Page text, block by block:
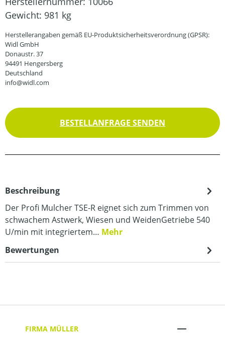
Gewicht: 981 kg
Herstellerangaben gemäß EU-Produktsicherheitsverordnung (GPSR):
Widl GmbH
Donaustr. 37
94491 Hengersberg
Deutschland
info@widl.com
BESTELLANFRAGE SENDEN
Beschreibung
Der Profi Mulcher TSE-R eignet sich zum Trimmen von
schwachem Astwerk, Wiesen und WeidenGetriebe 540
U/min mit integriertem… Mehr
Bewertungen
FIRMA MÜLLER